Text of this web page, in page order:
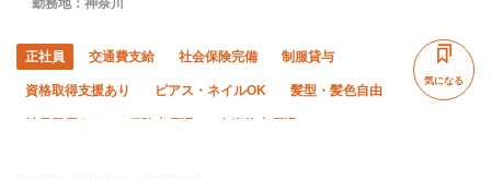
正社員 交通費支給 社会保険完備 制服貸与
資格取得支援あり ピアス・ネイルOK 髪型・髪色自由
社員登用あり 経験者優遇 有資格者優遇
気になる